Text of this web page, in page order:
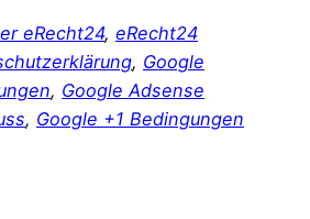
eRecht24, eRecht24
, Google
, Google Adsense
, Google +1 Bedingungen